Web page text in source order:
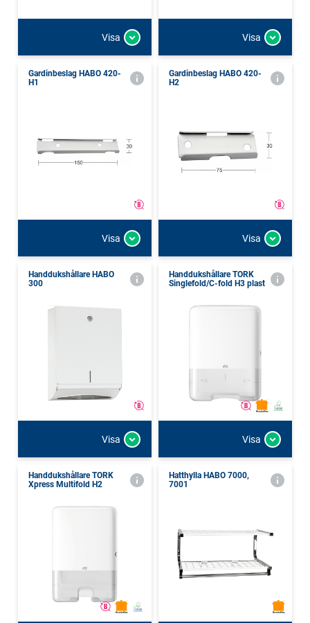
Visa Visa
Gardinbeslag HABO 420-
H1
Visa
Gardinbeslag HABO 420-
H2
Visa
Handdukshållare HABO
300
Visa
Handdukshållare TORK
Singlefold/C-fold H3 plast
Visa
Handdukshållare TORK
Xpress Multifold H2
Hatthylla HABO 7000,
7001